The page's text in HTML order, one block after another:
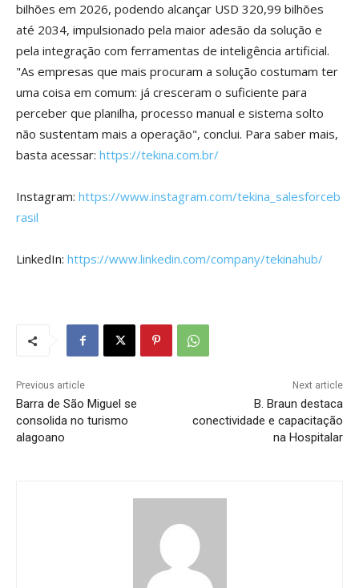
bilhões em 2026, podendo alcançar USD 320,99 bilhões
até 2034, impulsionado pela maior adesão da solução e
pela integração com ferramentas de inteligência artificial.
"As empresas que mais procuram a solução costumam ter
uma coisa em comum: já cresceram o suficiente para
perceber que planilha, processo manual e sistema solto
não sustentam mais a operação", conclui. Para saber mais,
basta acessar: https://tekina.com.br/
Instagram: https://www.instagram.com/tekina_salesforceb
rasil
LinkedIn: https://www.linkedin.com/company/tekinahub/
Previous article
Barra de São Miguel se
consolida no turismo
alagoano
Next article
B. Braun destaca
conectividade e capacitação
na Hospitalar